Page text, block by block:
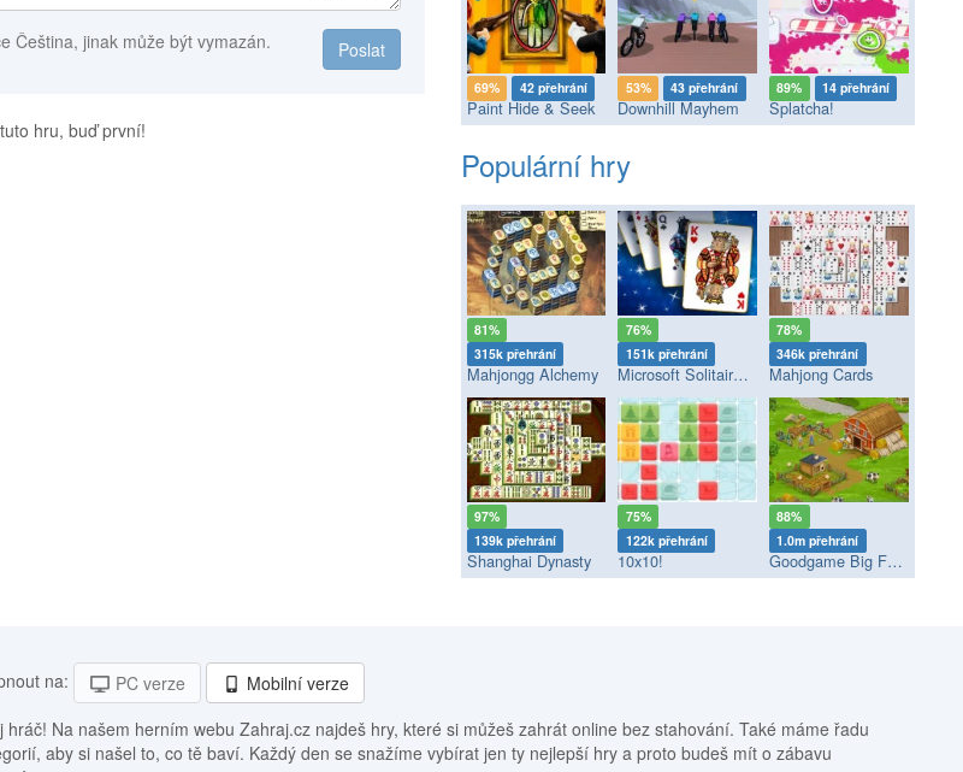
Poslat
Čeština, jinak může být vymazán.
hru, buď první!
69% 42 přehrání
Paint Hide & Seek
53% 43 přehrání
Downhill Mayhem
89% 14 přehrání
Splatcha!
Populární hry
81%
315k přehrání
Mahjongg Alchemy
76%
151k přehrání
Microsoft Solitaire Collection
78%
346k přehrání
Mahjong Cards
97%
139k přehrání
Shanghai Dynasty
75%
122k přehrání
10x10!
88%
1.0m přehrání
Goodgame Big Farm
na: PC verze
Mobilní verze
hráč! Na našem herním webu Zahraj.cz najdeš hry, které si můžeš zahrát online bez stahování. Také máme řadu
aby si našel to, co tě baví. Každý den se snažíme vybírat jen ty nejlepší hry a proto budeš mít o zábavu